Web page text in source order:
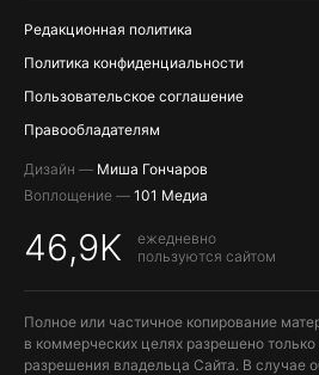
Редакционная политика
Политика конфиденциальности
Пользовательское соглашение
Правообладателям
Дизайн — Миша Гончаров
Воплощение — 101 Медиа
46,9K
ежедневно
пользуются сайтом
Полное или частичное копирование
в коммерческих целях разрешено
разрешения владельца Сайта. В случае